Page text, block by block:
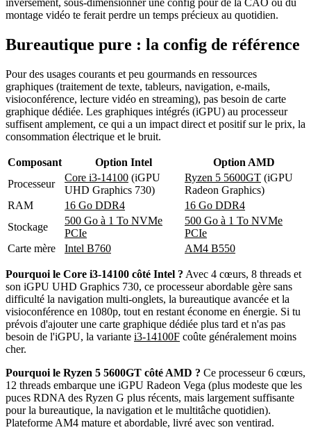
montage vidéo te ferait perdre un temps précieux au quotidien.
Bureautique pure : la config de référence
Pour des usages courants et peu gourmands en ressources
graphiques (traitement de texte, tableurs, navigation, e-mails,
visioconférence, lecture vidéo en streaming), pas besoin de carte
graphique dédiée. Les graphiques intégrés (iGPU) au processeur
suffisent amplement, ce qui a un impact direct et positif sur le prix, la
consommation électrique et le bruit.
Composant Option Intel
Option AMD
Processeur
Core i3-14100 (iGPU
UHD Graphics 730)
Ryzen 5 5600GT (iGPU
Radeon Graphics)
RAM
16 Go DDR4
16 Go DDR4
Stockage
500 Go à 1 To NVMe
PCIe
500 Go à 1 To NVMe
PCIe
Carte mère
Intel B760 AM4 B550
Pourquoi le Core i3-14100 côté Intel ? Avec 4 cœurs, 8 threads et
son iGPU UHD Graphics 730, ce processeur abordable gère sans
difficulté la navigation multi-onglets, la bureautique avancée et la
visioconférence en 1080p, tout en restant économe en énergie. Si tu
prévois d'ajouter une carte graphique dédiée plus tard et n'as pas
besoin de l'iGPU, la variante i3-14100F coûte généralement moins
cher.
Pourquoi le Ryzen 5 5600GT côté AMD ? Ce processeur 6 cœurs,
12 threads embarque une iGPU Radeon Vega (plus modeste que les
puces RDNA des Ryzen G plus récents, mais largement suffisante
pour la bureautique, la navigation et le multitâche quotidien).
Plateforme AM4 mature et abordable, livré avec son ventirad.